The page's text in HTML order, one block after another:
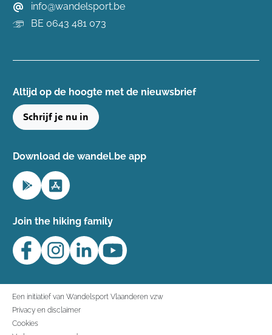
info@wandelsport.be
BE 0643 481 073
Altijd op de hoogte ​met de nieuwsbrief
Schrijf je nu in
Download de wandel.be app
Join the hiking family
Een initiatief van Wandelsport Vlaanderen vzw
Privacy en disclaimer
Cookies